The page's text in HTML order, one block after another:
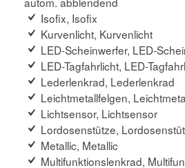
Isofix, Isofix
Kurvenlicht, Kurvenlicht
LED-Scheinwerfer, LED-
LED-Tagfahrlicht, LED-
Lederlenkrad, Lederlenkrad
Leichtmetallfelgen,
Lichtsensor, Lichtsensor
Lordosenstütze,
Metallic, Metallic
Multifunktionslenkrad,